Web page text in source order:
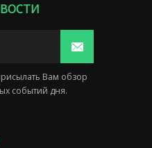
Вам обзор
событий дня.